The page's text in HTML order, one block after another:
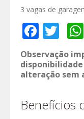
3 vagas de
Observação
alteração sem
Benefícios